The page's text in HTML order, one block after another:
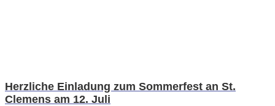
Herzliche Einladung zum Sommerfest an St.
Clemens am 12. Juli